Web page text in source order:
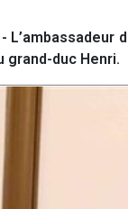
-
grand-duc Henri.